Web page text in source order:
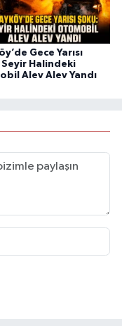
Gece Yarısı
Seyir Halindeki
Alev Alev Yandı